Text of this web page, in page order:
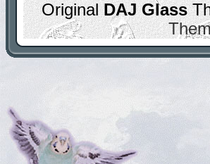
OriginalDAJ Glass